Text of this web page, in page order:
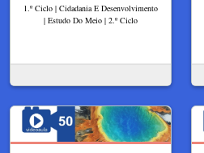
1.º Ciclo | Cidadania E Desenvolvimento
| Estudo Do Meio | 2.º Ciclo